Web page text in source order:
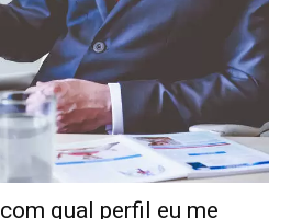
com qual perfil eu me